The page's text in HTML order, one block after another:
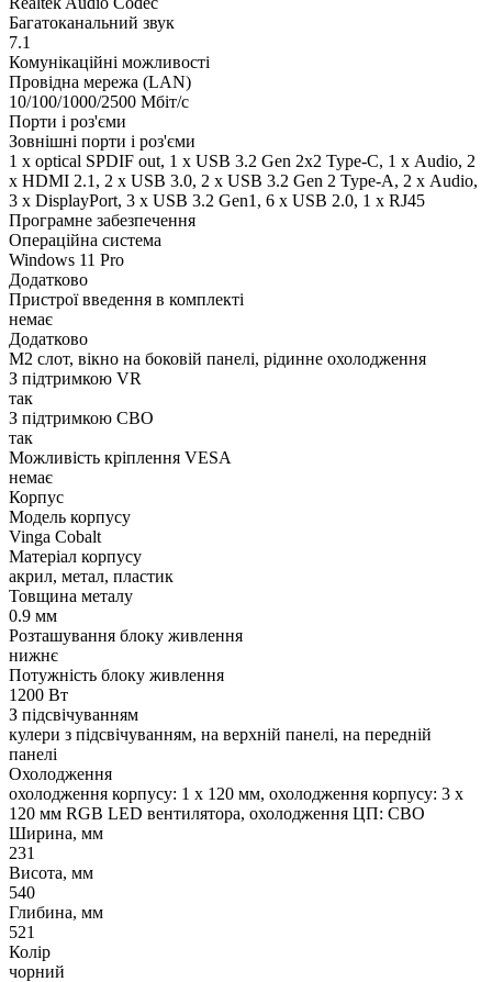
Багатоканальний звук
7.1
Комунікаційні можливості
Провідна мережа (LAN)
10/100/1000/2500 Мбіт/с
Порти і роз'єми
Зовнішні порти і роз'єми
1 x optical SPDIF out, 1 x USB 3.2 Gen 2x2 Type-C, 1 х Audio, 2
x HDMI 2.1, 2 x USB 3.0, 2 x USB 3.2 Gen 2 Type-A, 2 х Audio,
3 x DisplayPort, 3 x USB 3.2 Gen1, 6 x USB 2.0, 1 x RJ45
Програмне забезпечення
Операційна система
Windows 11 Pro
Додатково
Пристрої введення в комплекті
немає
Додатково
M2 слот, вікно на боковій панелі, рідинне охолодження
З підтримкою VR
так
З підтримкою СВО
так
Можливість кріплення VESA
немає
Корпус
Модель корпусу
Vinga Cobalt
Матеріал корпусу
акрил, метал, пластик
Товщина металу
0.9 мм
Розташування блоку живлення
нижнє
Потужність блоку живлення
1200 Вт
З підсвічуванням
кулери з підсвічуванням, на верхній панелі, на передній
панелі
Охолодження
охолодження корпусу: 1 x 120 мм, охолодження корпусу: 3 x
120 мм RGB LED вентилятора, охолодження ЦП: СВО
Ширина, мм
231
Висота, мм
540
Глибина, мм
521
Колір
чорний